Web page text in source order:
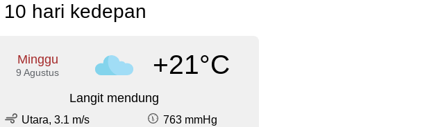
hari kedepan
Minggu
9 Agustus +21°C
Langit mendung
Utara, 3.1 m/s
763 mmHg